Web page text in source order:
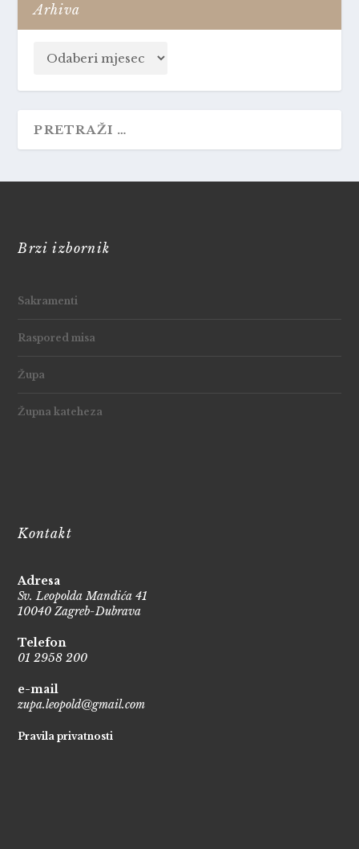
Arhiva
Brzi izbornik
Sakramenti
Raspored misa
Župa
Župna kateheza
Kontakt
Adresa
Sv. Leopolda Mandića 41
10040 Zagreb-Dubrava
Telefon
01 2958 200
e-mail
zupa.leopold@gmail.com
Pravila privatnosti